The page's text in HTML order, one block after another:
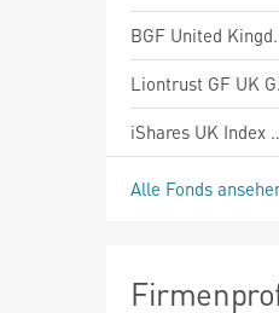
BGF
iShares UK
Alle Fonds